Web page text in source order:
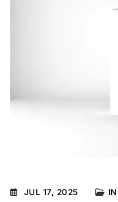
JUL 17, 2025